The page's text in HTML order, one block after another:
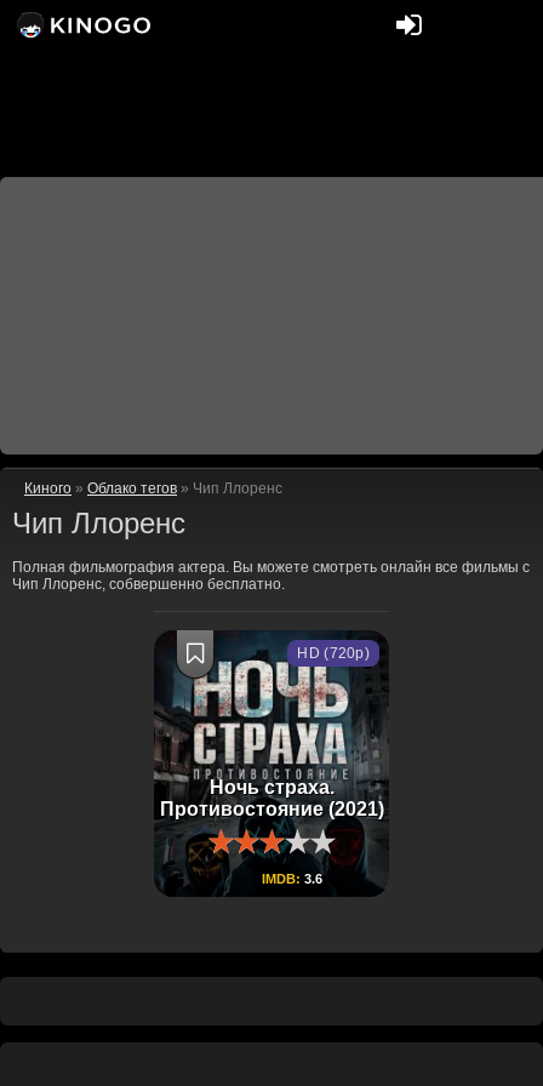
Киного » Облако тегов » Чип Ллоренс
Чип Ллоренс
Полная фильмография актера. Вы можете смотреть онлайн все фильмы с
Чип Ллоренс, собвершенно бесплатно.
Ночь страха.
Противостояние (2021)
IMDB: 3.6
HD (720p)